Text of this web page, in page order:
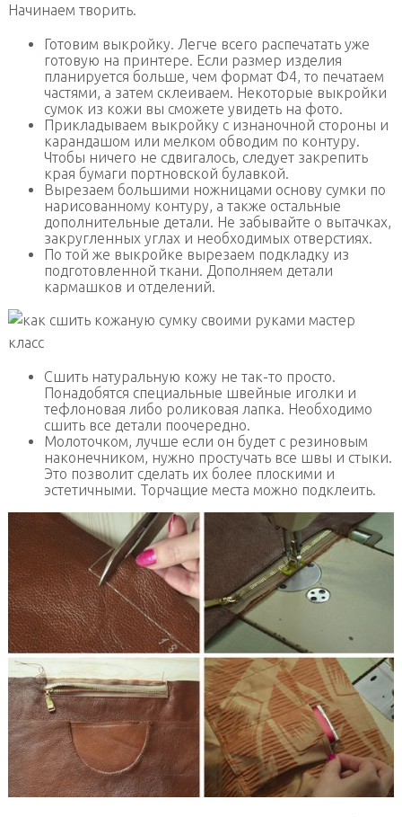
Начинаем творить.
Готовим выкройку. Легче всего распечатать уже
готовую на принтере. Если размер изделия
планируется больше, чем формат Ф4, то печатаем
частями, а затем склеиваем. Некоторые выкройки
сумок из кожи вы сможете увидеть на фото.
Прикладываем выкройку с изнаночной стороны и
карандашом или мелком обводим по контуру.
Чтобы ничего не сдвигалось, следует закрепить
края бумаги портновской булавкой.
Вырезаем большими ножницами основу сумки по
нарисованному контуру, а также остальные
дополнительные детали. Не забывайте о вытачках,
закругленных углах и необходимых отверстиях.
По той же выкройке вырезаем подкладку из
подготовленной ткани. Дополняем детали
кармашков и отделений.
Сшить натуральную кожу не так-то просто.
Понадобятся специальные швейные иголки и
тефлоновая либо роликовая лапка. Необходимо
сшить все детали поочередно.
Молоточком, лучше если он будет с резиновым
наконечником, нужно простучать все швы и стыки.
Это позволит сделать их более плоскими и
эстетичными. Торчащие места можно подклеить.